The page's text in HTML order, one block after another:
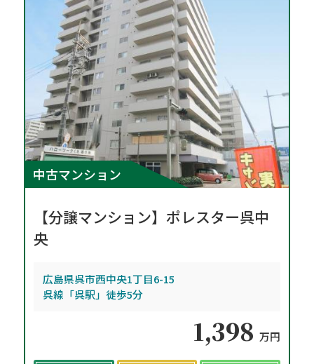
中古マンション
【分譲マンション】ポレスター呉中
央
広島県呉市西中央1丁目6-15
呉線「呉駅」徒歩5分
1,398 万円